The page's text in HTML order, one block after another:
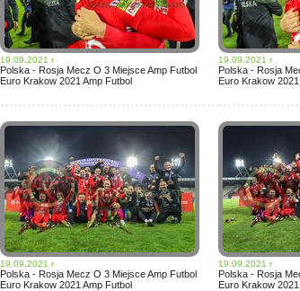
19.09.2021 r
Polska - Rosja Mecz O 3 Miejsce Amp Futbol
Euro Krakow 2021 Amp Futbol
19.09.2021 r
Polska - Rosja
Euro Krakow
19.09.2021 r
Polska - Rosja Mecz O 3 Miejsce Amp Futbol
Euro Krakow 2021 Amp Futbol
19.09.2021 r
Polska - Rosja
Euro Krakow